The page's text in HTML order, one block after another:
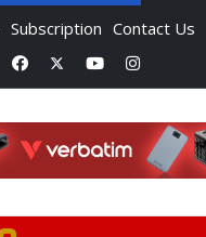
Subscription Contact Us